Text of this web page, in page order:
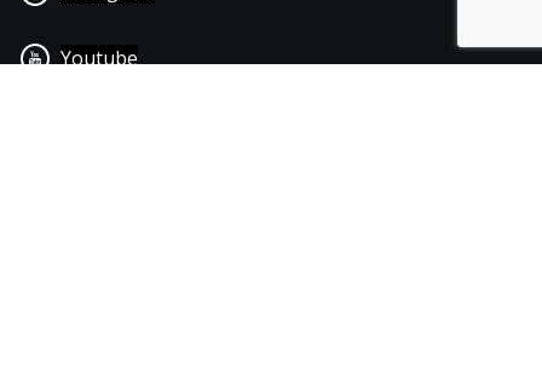
Youtube